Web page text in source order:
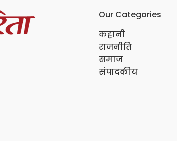
Our Categories
कहानी
राजनीति
समाज
संपादकीय